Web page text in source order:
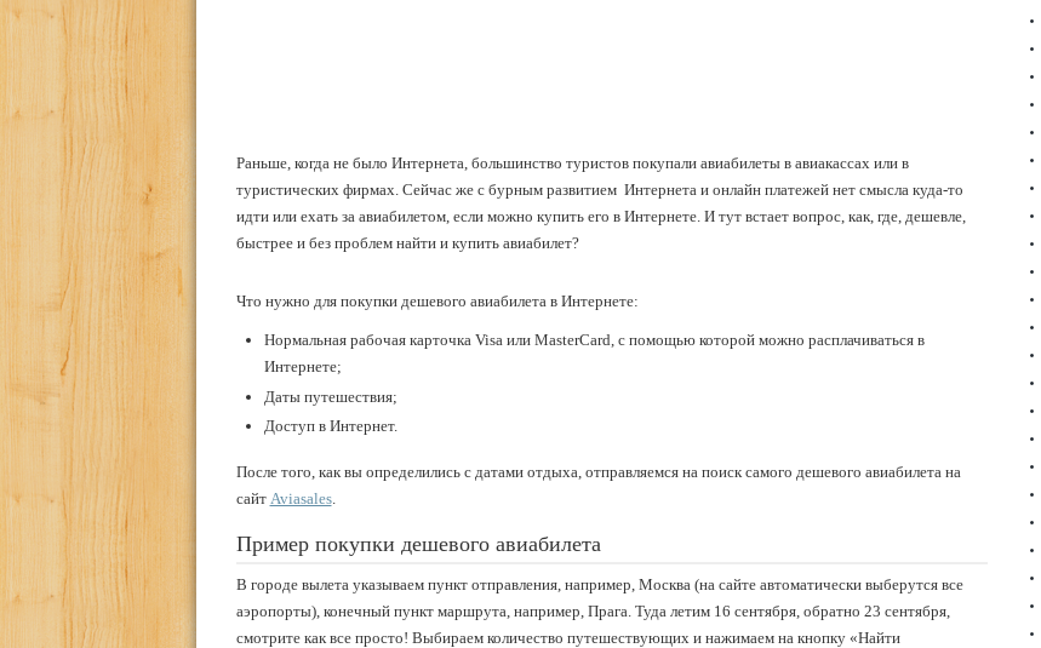
Раньше, когда не было Интернета, большинство туристов покупали авиабилеты в авиакассах или в
туристических фирмах. Сейчас же с бурным развитием Интернета и онлайн платежей нет смысла куда-то
идти или ехать за авиабилетом, если можно купить его в Интернете. И тут встает вопрос, как, где, дешевле,
быстрее и без проблем найти и купить авиабилет?
Что нужно для покупки дешевого авиабилета в Интернете:
Нормальная рабочая карточка Visa или MasterCard, с помощью которой можно расплачиваться в
Интернете;
Даты путешествия;
Доступ в Интернет.
После того, как вы определились с датами отдыха, отправляемся на поиск самого дешевого авиабилета на
сайт Aviasales.
Пример покупки дешевого авиабилета
В городе вылета указываем пункт отправления, например, Москва (на сайте автоматически выберутся все
аэропорты), конечный пункт маршрута, например, Прага. Туда летим 16 сентября, обратно 23 сентября,
смотрите как все просто! Выбираем количество путешествующих и нажимаем на кнопку «Найти